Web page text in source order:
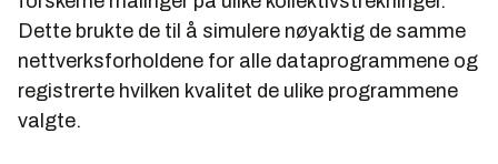
Dette brukte de til å simulere nøyaktig de samme
nettverksforholdene for alle dataprogrammene og
registrerte hvilken kvalitet de ulike programmene
valgte.